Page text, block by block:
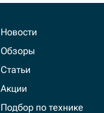
Новости
Обзоры
Статьи
Акции
Подбор по технике